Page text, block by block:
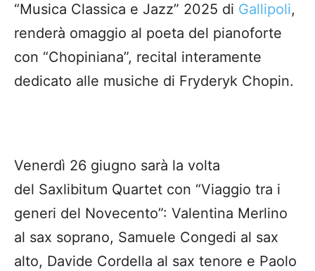
“Musica Classica e Jazz” 2025 di Gallipoli,
renderà omaggio al poeta del pianoforte
con “Chopiniana”, recital interamente
dedicato alle musiche di Fryderyk Chopin.
Venerdì 26 giugno sarà la volta
del Saxlibitum Quartet con “Viaggio tra i
generi del Novecento”: Valentina Merlino
al sax soprano, Samuele Congedi al sax
alto, Davide Cordella al sax tenore e Paolo